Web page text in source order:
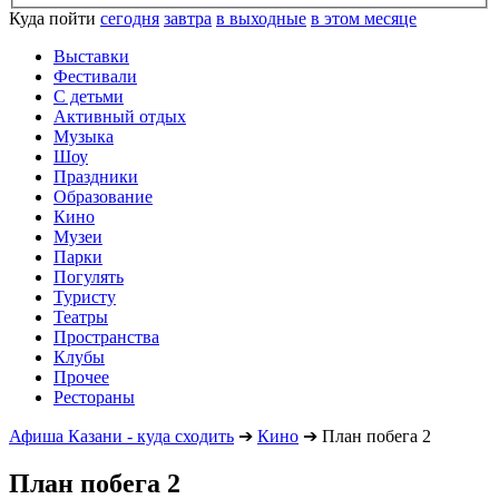
Куда пойти сегодня завтра в выходные в этом месяце
Выставки
Фестивали
С детьми
Активный отдых
Музыка
Шоу
Праздники
Образование
Кино
Музеи
Парки
Погулять
Туристу
Театры
Пространства
Клубы
Прочее
Рестораны
Афиша Казани - куда сходить ➔ Кино ➔ План побега 2
План побега 2